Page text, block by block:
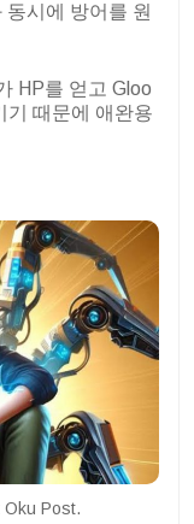
시에 방어를 원
HP를 얻고 Gloo
기 때문에 애완용
Oku Post.